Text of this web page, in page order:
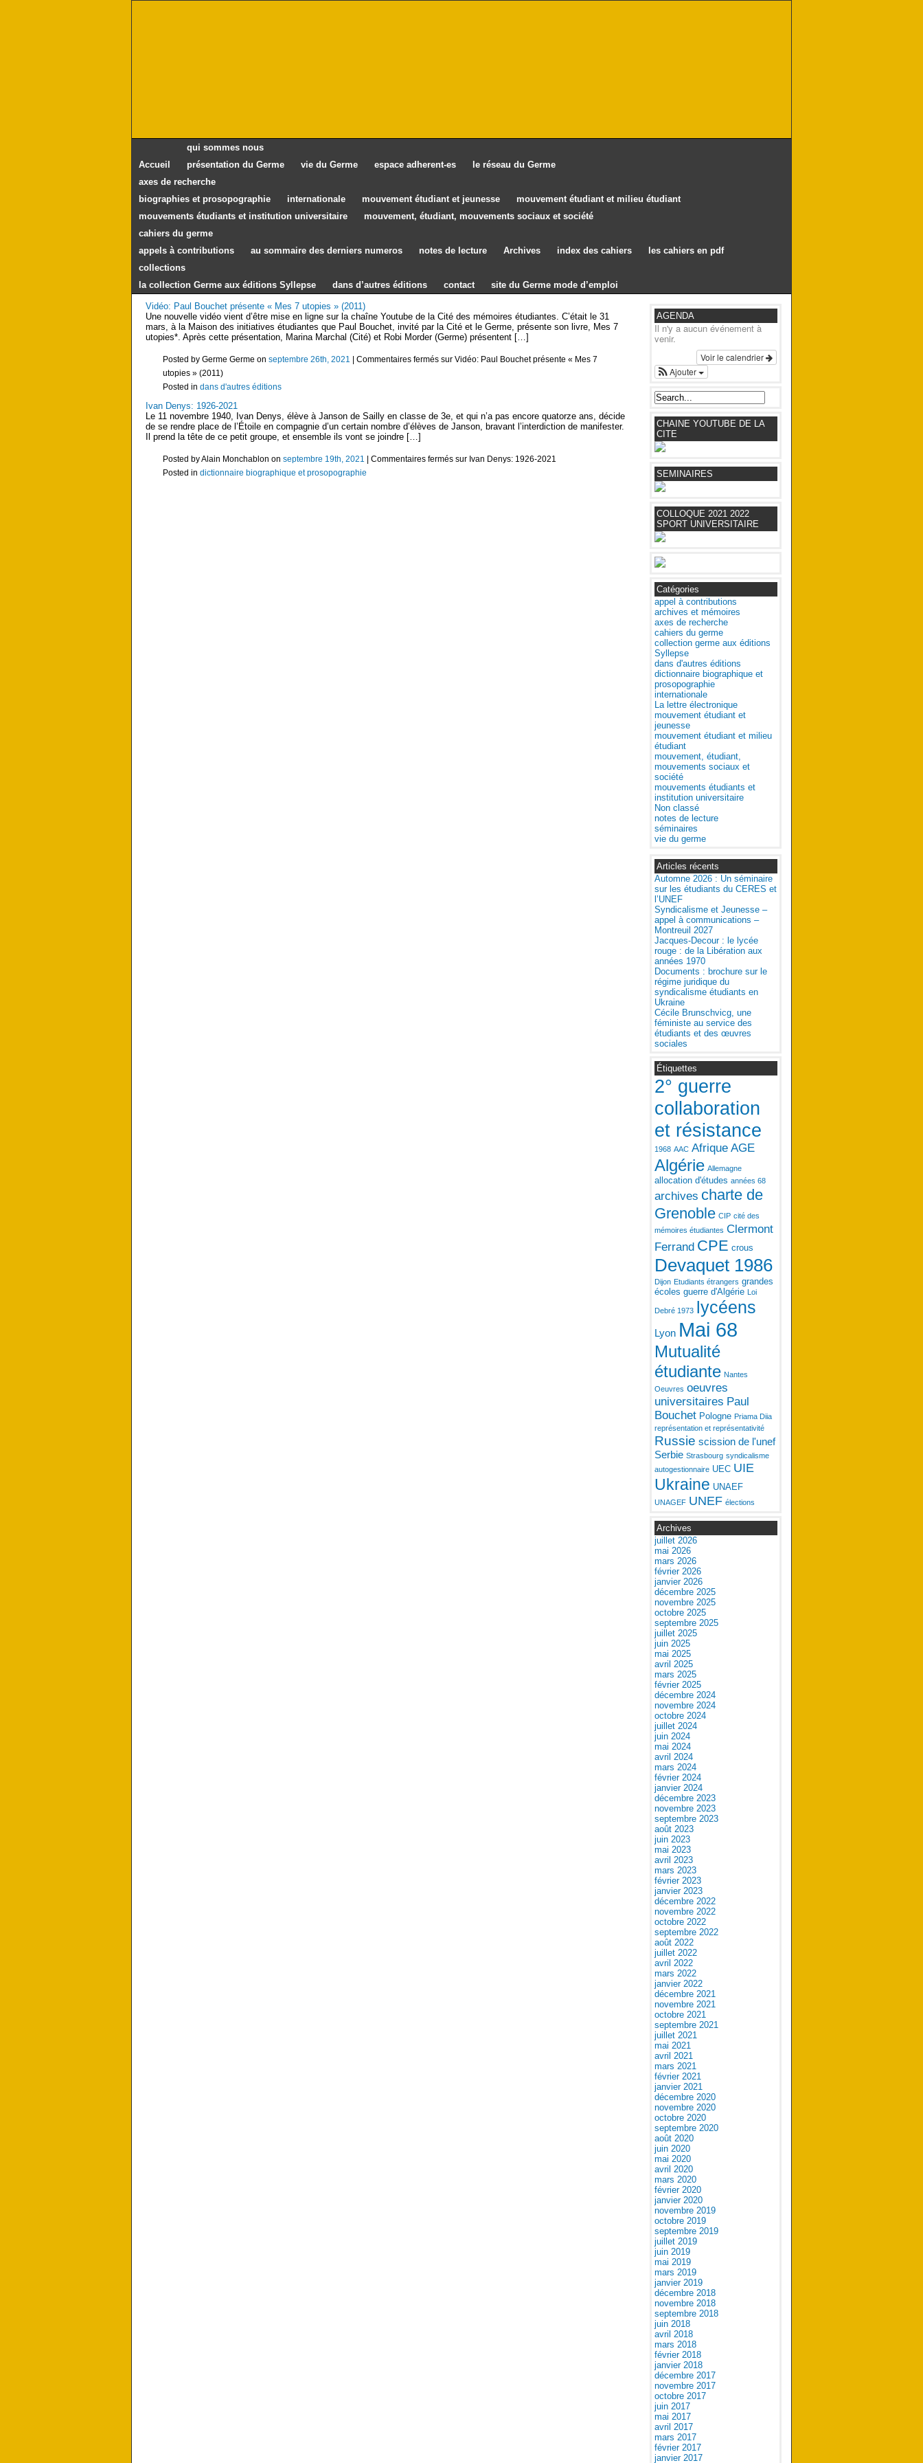
Accueil
qui sommes nous
présentation du Germe
vie du Germe espace adherent-es
le réseau du Germe
axes de recherche
biographies et prosopographie
internationale mouvement étudiant et jeunesse
mouvement étudiant et milieu étudiant
mouvements étudiants et institution universitaire
mouvement, étudiant, mouvements sociaux et société
cahiers du germe
appels à contributions
au sommaire des derniers numeros notes de lecture Archives index des cahiers
les cahiers en pdf
collections
la collection Germe aux éditions Syllepse
dans d’autres éditions contact site du Germe mode d’emploi
Vidéo: Paul Bouchet présente « Mes 7 utopies » (2011)
Une nouvelle vidéo vient d’être mise en ligne sur la chaîne Youtube de la Cité des mémoires étudiantes. C’était le 31
mars, à la Maison des initiatives étudiantes que Paul Bouchet, invité par la Cité et le Germe, présente son livre, Mes 7
utopies*. Après cette présentation, Marina Marchal (Cité) et Robi Morder (Germe) présentent […]
Posted by Germe Germe on septembre 26th, 2021 | Commentaires fermés sur Vidéo: Paul Bouchet présente « Mes 7
utopies » (2011)
Posted in dans d'autres éditions
Ivan Denys: 1926-2021
Le 11 novembre 1940, Ivan Denys, élève à Janson de Sailly en classe de 3e, et qui n’a pas encore quatorze ans, décide
de se rendre place de l’Étoile en compagnie d’un certain nombre d’élèves de Janson, bravant l’interdiction de manifester.
Il prend la tête de ce petit groupe, et ensemble ils vont se joindre […]
Posted by Alain Monchablon on septembre 19th, 2021 | Commentaires fermés sur Ivan Denys: 1926-2021
Posted in dictionnaire biographique et prosopographie
AGENDA
Il n'y a aucun événement à
venir.
Voir le calendrier
Ajouter
CHAINE YOUTUBE DE LA
CITE
SEMINAIRES
COLLOQUE 2021 2022
SPORT UNIVERSITAIRE
Catégories
appel à contributions
archives et mémoires
axes de recherche
cahiers du germe
collection germe aux éditions
Syllepse
dans d'autres éditions
dictionnaire biographique et
prosopographie
internationale
La lettre électronique
mouvement étudiant et
jeunesse
mouvement étudiant et milieu
étudiant
mouvement, étudiant,
mouvements sociaux et
société
mouvements étudiants et
institution universitaire
Non classé
notes de lecture
séminaires
vie du germe
Articles récents
Automne 2026 : Un séminaire
sur les étudiants du CERES et
l’UNEF
Syndicalisme et Jeunesse –
appel à communications –
Montreuil 2027
Jacques-Decour : le lycée
rouge : de la Libération aux
années 1970
Documents : brochure sur le
régime juridique du
syndicalisme étudiants en
Ukraine
Cécile Brunschvicg, une
féministe au service des
étudiants et des œuvres
sociales
Étiquettes
2° guerre
collaboration
et résistance
1968 AAC Afrique AGE
Algérie Allemagne
allocation d'études années 68
archives charte de
Grenoble CIP cité des
mémoires étudiantes Clermont
Ferrand CPE crous
Devaquet 1986
Dijon Etudiants étrangers grandes
écoles guerre d'Algérie Loi
Debré 1973 lycéens
Lyon Mai 68
Mutualité
étudiante Nantes
Oeuvres oeuvres
universitaires Paul
Bouchet Pologne Priama Diia
représentation et représentativité
Russie scission de l'unef
Serbie Strasbourg syndicalisme
autogestionnaire UEC UIE
Ukraine UNAEF
UNAGEF UNEF élections
Archives
juillet 2026
mai 2026
mars 2026
février 2026
janvier 2026
décembre 2025
novembre 2025
octobre 2025
septembre 2025
juillet 2025
juin 2025
mai 2025
avril 2025
mars 2025
février 2025
décembre 2024
novembre 2024
octobre 2024
juillet 2024
juin 2024
mai 2024
avril 2024
mars 2024
février 2024
janvier 2024
décembre 2023
novembre 2023
septembre 2023
août 2023
juin 2023
mai 2023
avril 2023
mars 2023
février 2023
janvier 2023
décembre 2022
novembre 2022
octobre 2022
septembre 2022
août 2022
juillet 2022
avril 2022
mars 2022
janvier 2022
décembre 2021
novembre 2021
octobre 2021
septembre 2021
juillet 2021
mai 2021
avril 2021
mars 2021
février 2021
janvier 2021
décembre 2020
novembre 2020
octobre 2020
septembre 2020
août 2020
juin 2020
mai 2020
avril 2020
mars 2020
février 2020
janvier 2020
novembre 2019
octobre 2019
septembre 2019
juillet 2019
juin 2019
mai 2019
mars 2019
janvier 2019
décembre 2018
novembre 2018
septembre 2018
juin 2018
avril 2018
mars 2018
février 2018
janvier 2018
décembre 2017
novembre 2017
octobre 2017
juin 2017
mai 2017
avril 2017
mars 2017
février 2017
janvier 2017